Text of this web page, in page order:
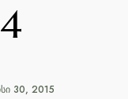
30, 2015